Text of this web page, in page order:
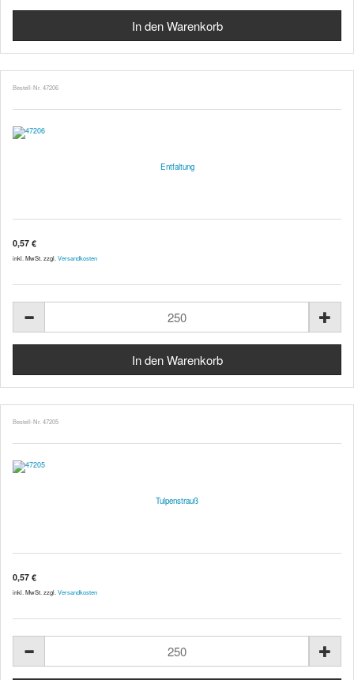
Bestell-Nr. 47206
Entfaltung
0,57 €
inkl. MwSt. zzgl. Versandkosten
Bestell-Nr. 47205
Tulpenstrauß
0,57 €
inkl. MwSt. zzgl. Versandkosten